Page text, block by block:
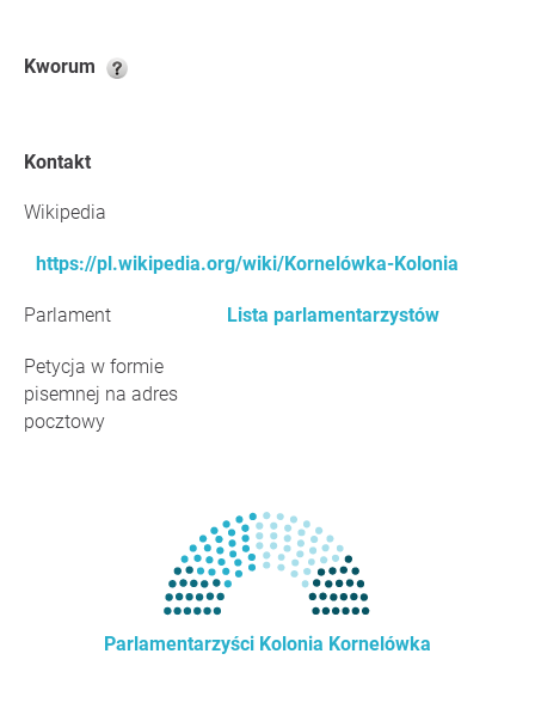
Kworum
Kontakt
Wikipedia
https://pl.wikipedia.org/wiki/Kornelówka-Kolonia
Parlament Lista parlamentarzystów
Petycja w formie
pisemnej na adres
pocztowy
Parlamentarzyści Kolonia Kornelówka